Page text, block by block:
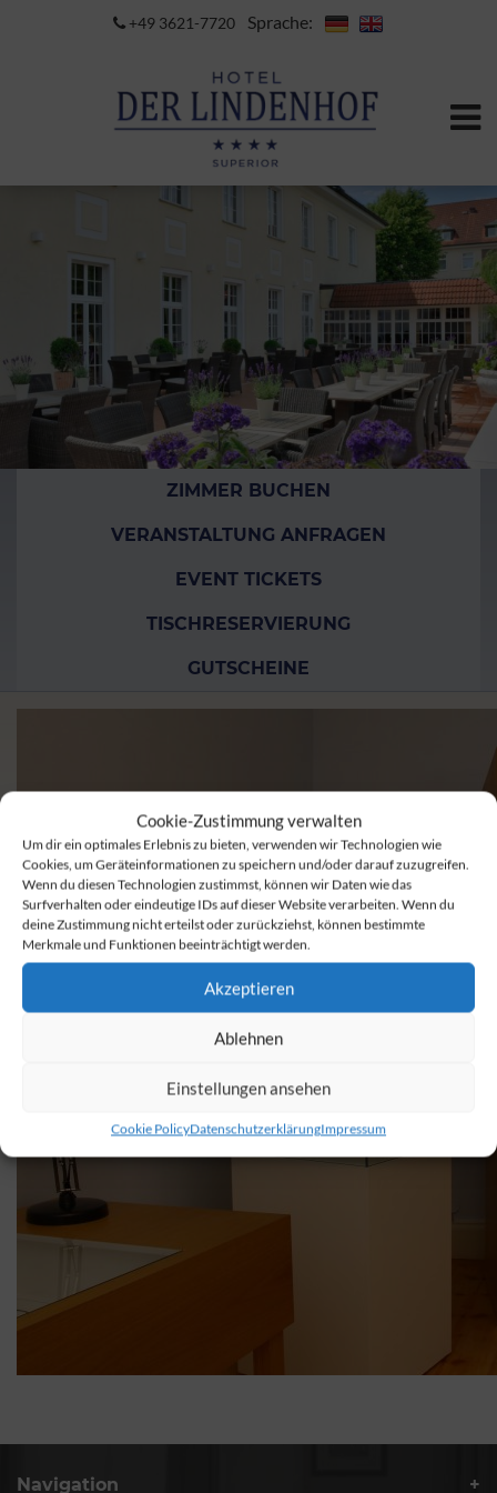
Cookie-Zustimmung verwalten
Um dir ein optimales Erlebnis zu bieten, verwenden wir Technologien wie
Cookies, um Geräteinformationen zu speichern und/oder darauf zuzugreifen.
Wenn du diesen Technologien zustimmst, können wir Daten wie das
Surfverhalten oder eindeutige IDs auf dieser Website verarbeiten. Wenn du
deine Zustimmung nicht erteilst oder zurückziehst, können bestimmte
Merkmale und Funktionen beeinträchtigt werden.
Akzeptieren
Ablehnen
Einstellungen ansehen
Cookie PolicyDatenschutzerklärungImpressum
+49 3621-7720 Sprache:
ZIMMER BUCHEN
VERANSTALTUNG ANFRAGEN
EVENT TICKETS
TISCHRESERVIERUNG
GUTSCHEINE
Navigation